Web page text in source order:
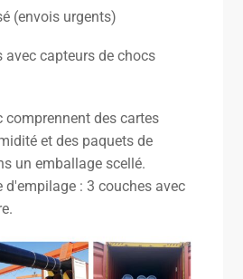
(envois urgents)
avec capteurs de chocs
comprennent des cartes
et des paquets de
un emballage scellé.
d'empilage : 3 couches avec